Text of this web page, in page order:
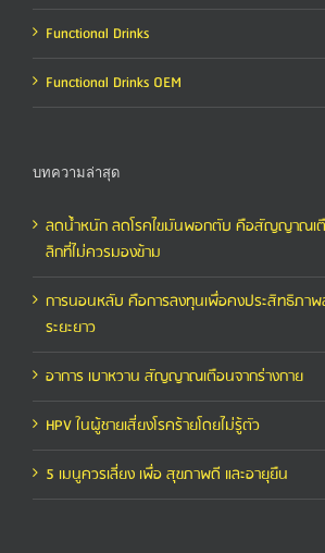
Functional Drinks
Functional Drinks OEM
บทความล่าสุด
ลดน้ำหนัก ลดโรคไขมันพอกตับ คือสัญญาณเ
ลิกที่ไม่ควรมองข้าม
การนอนหลับ คือการลงทุนเพื่อคงประสิทธิภาพ
ระยะยาว
อาการ เบาหวาน สัญญาณเตือนจากร่างกาย
HPV ในผู้ชายเสี่ยงโรคร้ายโดยไม่รู้ตัว
5 เมนูควรเลี่ยง เพื่อ สุขภาพดี และอายุยืน